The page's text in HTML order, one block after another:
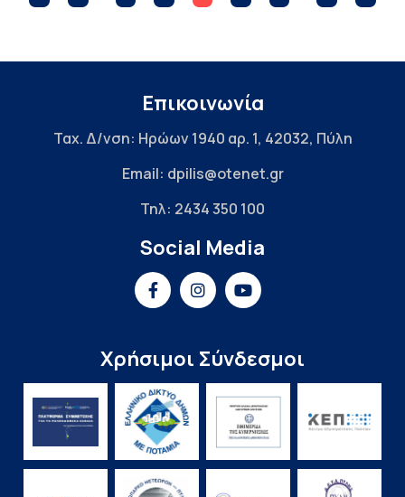
Επικοινωνία
Ταχ. Δ/νση: Ηρώων 1940 αρ. 1, 42032, Πύλη
Email: dpilis@otenet.gr
Τηλ: 2434 350 100
Social Media
Χρήσιμοι Σύνδεσμοι